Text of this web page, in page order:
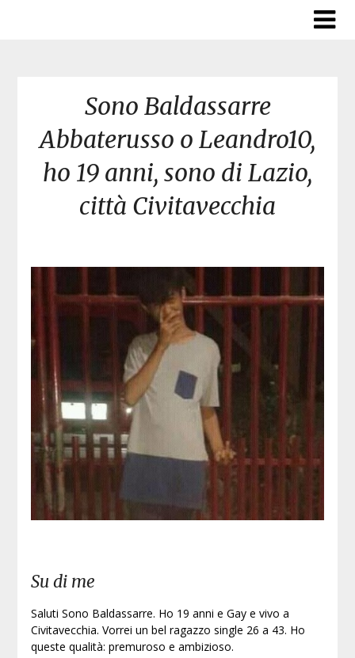
Sono Baldassarre
Abbaterusso o Leandro10,
ho 19 anni, sono di Lazio,
città Civitavecchia
Su di me
Saluti Sono Baldassarre. Ho 19 anni e Gay e vivo a
Civitavecchia. Vorrei un bel ragazzo single 26 a 43. Ho
queste qualità: premuroso e ambizioso.